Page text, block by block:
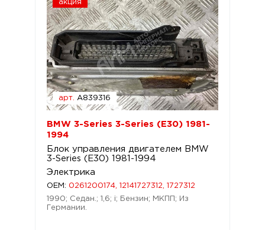
акция
арт. A839316
BMW 3-Series 3-Series (E30) 1981-
1994
Блок управления двигателем BMW
3-Series (E30) 1981-1994
Электрика
OEM: 0261200174, 12141727312, 1727312
1990; Седан.; 1,6; i; Бензин; МКПП; Из
Германии.